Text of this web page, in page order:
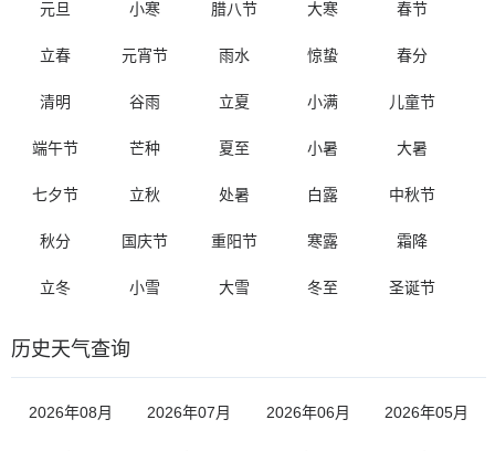
元旦 小寒 腊八节 大寒 春节
立春 元宵节 雨水 惊蛰 春分
清明 谷雨 立夏 小满 儿童节
端午节 芒种 夏至 小暑 大暑
七夕节 立秋 处暑 白露 中秋节
秋分 国庆节 重阳节 寒露 霜降
立冬 小雪 大雪 冬至 圣诞节
历史天气查询
2026年08月 2026年07月 2026年06月 2026年05月